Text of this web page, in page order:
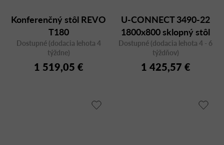
Konferenčný stôl REVO
T180
Dostupné (dodacia lehota 4
týždne)
1 519,05 €
U-CONNECT 3490-22
1800x800 sklopný stôl
Dostupné (dodacia lehota 4 - 6
týždňov)
1 425,57 €